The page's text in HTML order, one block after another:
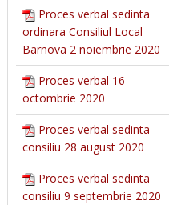
Proces verbal sedinta
ordinara Consiliul Local
Barnova 2 noiembrie 2020
Proces verbal 16
octombrie 2020
Proces verbal sedinta
consiliu 28 august 2020
Proces verbal sedinta
consiliu 9 septembrie 2020